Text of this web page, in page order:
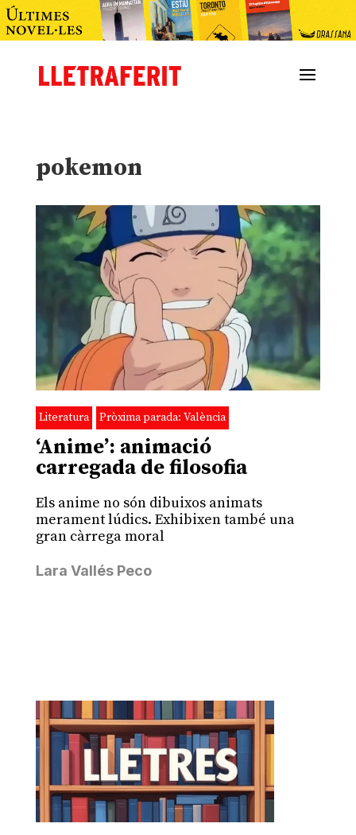
pokemon
Literatura Pròxima parada: València
‘Anime’: animació
carregada de filosofia
Els anime no són dibuixos animats
merament lúdics. Exhibixen també una
gran càrrega moral
Lara Vallés Peco